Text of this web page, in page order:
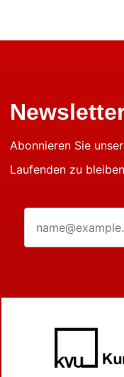
Abonnieren Sie
Laufenden zu bleiben